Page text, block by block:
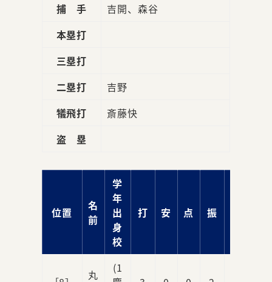
捕 手
吉開、森谷
本塁打
三塁打
二塁打
吉野
犠飛打
斎藤快
盗 塁
位置
名
前
学
年
出
身
校
打 安 点 振
丸
(1